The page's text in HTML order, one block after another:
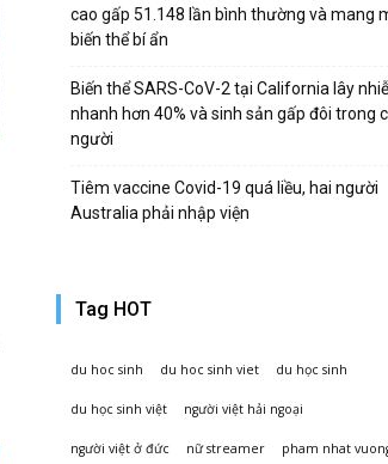
cao gấp 51.148 lần bình thường và mang
biến thể bí ẩn
Biến thể SARS-CoV-2 tại California lây
nhanh hơn 40% và sinh sản gấp đôi trong
người
Tiêm vaccine Covid-19 quá liều, hai người
Australia phải nhập viện
Tag HOT
du hoc sinh du hoc sinh viet du học sinh
du học sinh việt người việt hải ngoại
người việt ở đức nữ streamer pham nhat